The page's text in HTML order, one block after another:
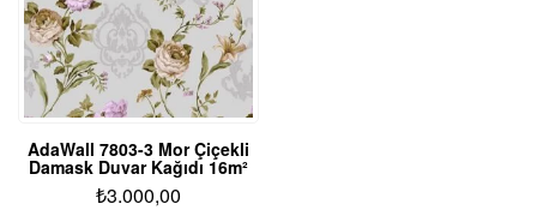
AdaWall 7803-3 Mor Çiçekli
Damask Duvar Kağıdı 16m²
₺3.000,00